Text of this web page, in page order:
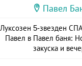
Павел
Луксозен 5-звезден
Павел в Павел баня:
закуска и